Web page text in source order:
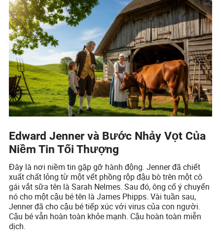
Edward Jenner và Bước Nhảy Vọt Của
Niềm Tin Tối Thượng
Đây là nơi niềm tin gặp gỡ hành động. Jenner đã chiết
xuất chất lỏng từ một vết phồng rộp đậu bò trên một cô
gái vắt sữa tên là Sarah Nelmes. Sau đó, ông cố ý chuyển
nó cho một cậu bé tên là James Phipps. Vài tuần sau,
Jenner đã cho cậu bé tiếp xúc với virus của con người.
Cậu bé vẫn hoàn toàn khỏe mạnh. Cậu hoàn toàn miễn
dịch.